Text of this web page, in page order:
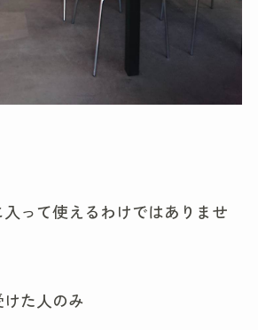
って使えるわけではありませ
た人のみ